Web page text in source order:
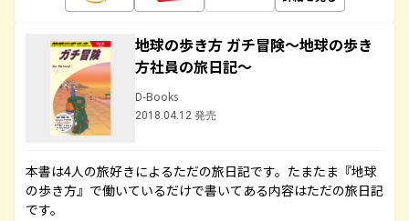
地球の歩き方 ガチ冒険～地球の歩き
方社員の旅日記～
D-Books
2018.04.12 発売
本書は4人の旅好きによるただの旅日記です。たまたま『地球
の歩き方』で働いているだけで書いてある内容はただの旅日記
です。